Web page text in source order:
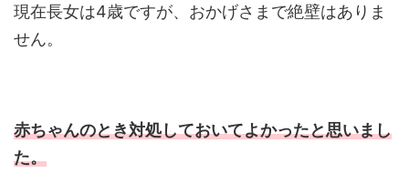
現在長女は4歳ですが、おかげさまで絶壁はありま
せん。
赤ちゃんのとき対処しておいてよかったと思いまし
た。